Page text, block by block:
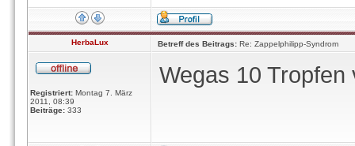
HerbaLux Betreff des Beitrags: Re: Zappelphilipp-Syndrom
Registriert: Montag 7. März
2011, 08:39
Beiträge: 333
Wegas 10